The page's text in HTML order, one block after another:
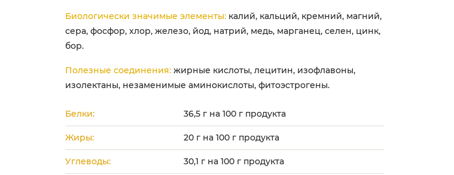
Биологически значимые элементы: калий, кальций, кремний, магний,
сера, фосфор, хлор, железо, йод, натрий, медь, марганец, селен, цинк,
бор.
Полезные соединения: жирные кислоты, лецитин, изофлавоны,
изолектаны, незаменимые аминокислоты, фитоэстрогены.
Белки: 36,5 г на 100 г продукта
Жиры: 20 г на 100 г продукта
Углеводы: 30,1 г на 100 г продукта